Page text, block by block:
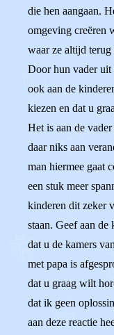
die hen aangaan.
omgeving creëren
waar ze altijd
Door hun vader uit
ook aan de
kiezen en dat u
Het is aan de
daar niks aan
man hiermee gaat
een stuk meer
kinderen dit zeker
staan. Geef aan
dat u de kamers
met papa is
dat u graag wilt
dat ik geen
aan deze reactie